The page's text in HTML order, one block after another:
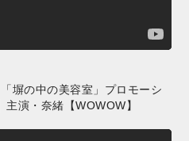
塀の中の美容室」プロモーシ
演・奈緒【WOWOW】